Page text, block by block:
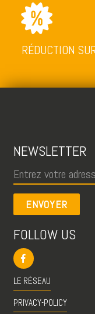
RÉDUCTION
NEWSLETTER
ENVOYER
FOLLOW US
LE RÉSEAU
PRIVACY-POLICY